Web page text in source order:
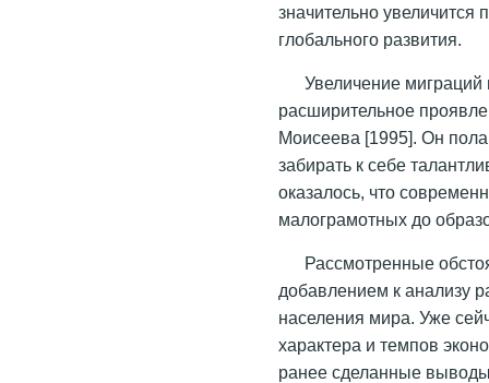
значительно
глобального развития.
Увеличение миграций
расширительное
Моисеева [1995]. Он
забирать к себе
оказалось, что
малограмотных до
Рассмотренные
добавлением к анализу
населения мира. Уже
характера и темпов
ранее сделанные